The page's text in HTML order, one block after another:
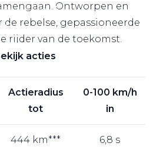
van zakelijk
acties
Ontworpen en
rebelse, gepassioneerde
rijder van de toekomst.
Actieradius
tot
0-100 km/h
in
444 km*** 6,8 s